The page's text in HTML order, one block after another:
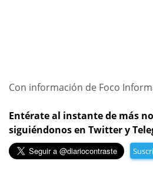
Con información de Foco
Entérate al instante de más
siguiéndonos en Twitter y